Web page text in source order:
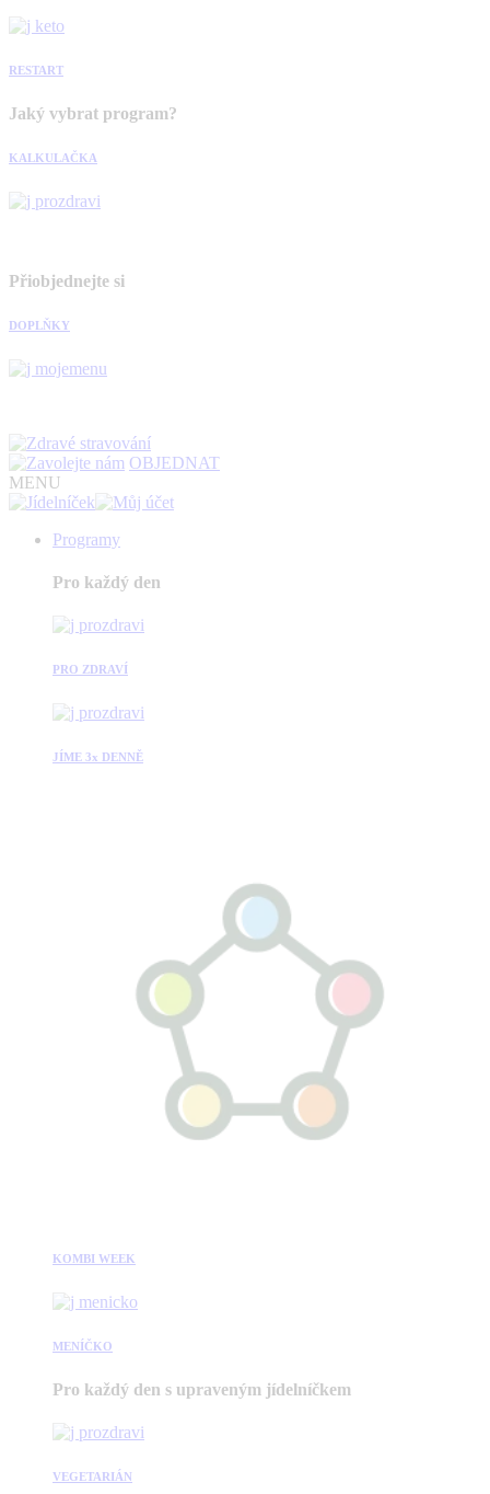
RESTART
Jaký vybrat program?
KALKULAČKA
Přiobjednejte si
DOPLŇKY
OBJEDNAT
MENU
Programy
Pro každý den
PRO ZDRAVÍ
JÍME 3x DENNĚ
KOMBI WEEK
MENÍČKO
Pro každý den s upraveným jídelníčkem
VEGETARIÁN